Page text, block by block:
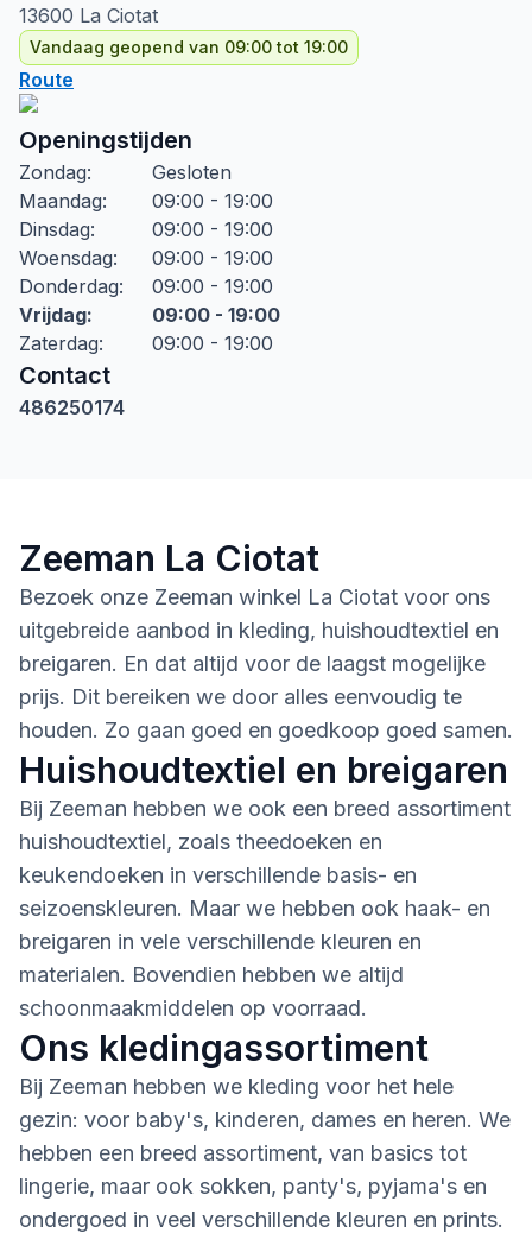
13600 La Ciotat
Vandaag geopend van 09:00 tot 19:00
Route
Openingstijden
Zondag:
Gesloten
Maandag:
09:00 - 19:00
Dinsdag:
09:00 - 19:00
Woensdag:
09:00 - 19:00
Donderdag:
09:00 - 19:00
Vrijdag:
09:00 - 19:00
Zaterdag: 09:00 - 19:00
Contact
486250174
Zeeman La Ciotat
Bezoek onze Zeeman winkel La Ciotat voor ons
uitgebreide aanbod in kleding, huishoudtextiel en
breigaren. En dat altijd voor de laagst mogelijke
prijs. Dit bereiken we door alles eenvoudig te
houden. Zo gaan goed en goedkoop goed samen.
Huishoudtextiel en breigaren
Bij Zeeman hebben we ook een breed assortiment
huishoudtextiel, zoals theedoeken en
keukendoeken in verschillende basis- en
seizoenskleuren. Maar we hebben ook haak- en
breigaren in vele verschillende kleuren en
materialen. Bovendien hebben we altijd
schoonmaakmiddelen op voorraad.
Ons kledingassortiment
Bij Zeeman hebben we kleding voor het hele
gezin: voor baby's, kinderen, dames en heren. We
hebben een breed assortiment, van basics tot
lingerie, maar ook sokken, panty's, pyjama's en
ondergoed in veel verschillende kleuren en prints.